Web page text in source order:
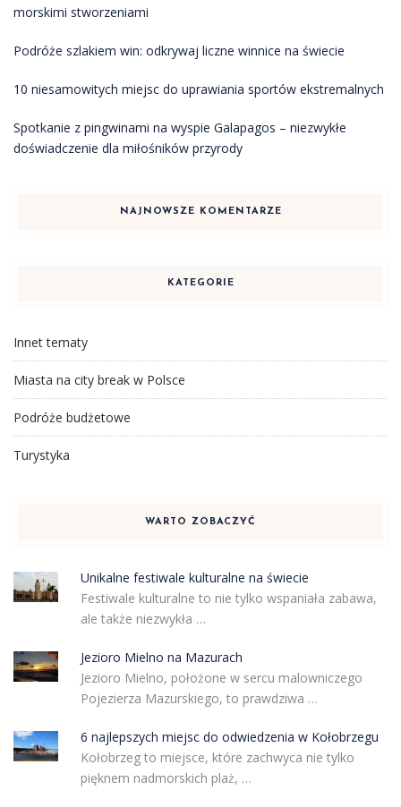
morskimi stworzeniami
Podróże szlakiem win: odkrywaj liczne winnice na świecie
10 niesamowitych miejsc do uprawiania sportów ekstremalnych
Spotkanie z pingwinami na wyspie Galapagos – niezwykłe
doświadczenie dla miłośników przyrody
NAJNOWSZE KOMENTARZE
KATEGORIE
Innet tematy
Miasta na city break w Polsce
Podróże budżetowe
Turystyka
WARTO ZOBACZYĆ
Unikalne festiwale kulturalne na świecie
Festiwale kulturalne to nie tylko wspaniała zabawa,
ale także niezwykła …
Jezioro Mielno na Mazurach
Jezioro Mielno, położone w sercu malowniczego
Pojezierza Mazurskiego, to prawdziwa …
6 najlepszych miejsc do odwiedzenia w Kołobrzegu
Kołobrzeg to miejsce, które zachwyca nie tylko
pięknem nadmorskich plaż, …